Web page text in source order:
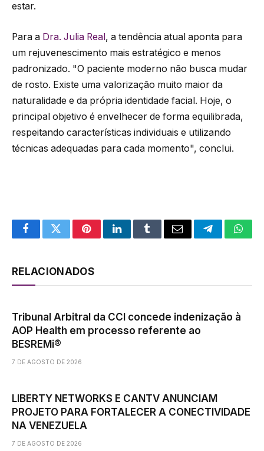
estar.
Para a Dra. Julia Real, a tendência atual aponta para
um rejuvenescimento mais estratégico e menos
padronizado. "O paciente moderno não busca mudar
de rosto. Existe uma valorização muito maior da
naturalidade e da própria identidade facial. Hoje, o
principal objetivo é envelhecer de forma equilibrada,
respeitando características individuais e utilizando
técnicas adequadas para cada momento", conclui.
FacebookTwitterPinterestLinkedInTumblrEmail Telegram
RELACIONADOS
Tribunal Arbitral da CCI concede indenização à
AOP Health em processo referente ao
BESREMi®
7 DE AGOSTO DE 2026
LIBERTY NETWORKS E CANTV ANUNCIAM
PROJETO PARA FORTALECER A CONECTIVIDADE
NA VENEZUELA
7 DE AGOSTO DE 2026